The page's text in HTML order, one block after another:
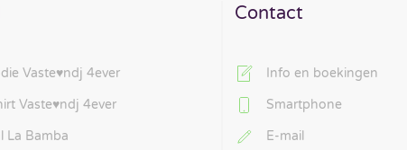
Vaste♥ndj 4ever
Vaste♥ndj 4ever
La Bamba
Contact
Info en boekingen
Smartphone
E-mail